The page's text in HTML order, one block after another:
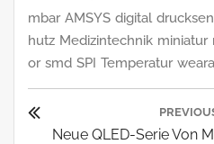
mbar AMSYS digital
hutz Medizintechnik miniatur
or smd SPI Temperatur
Previous
Neue QLED-Serie Von